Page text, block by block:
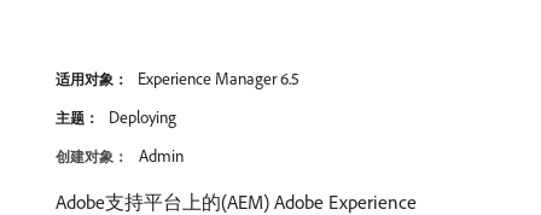
适用对象： Experience Manager 6.5
主题： Deploying
创建对象： Admin
Adobe支持平台上的(AEM) Adobe Experience